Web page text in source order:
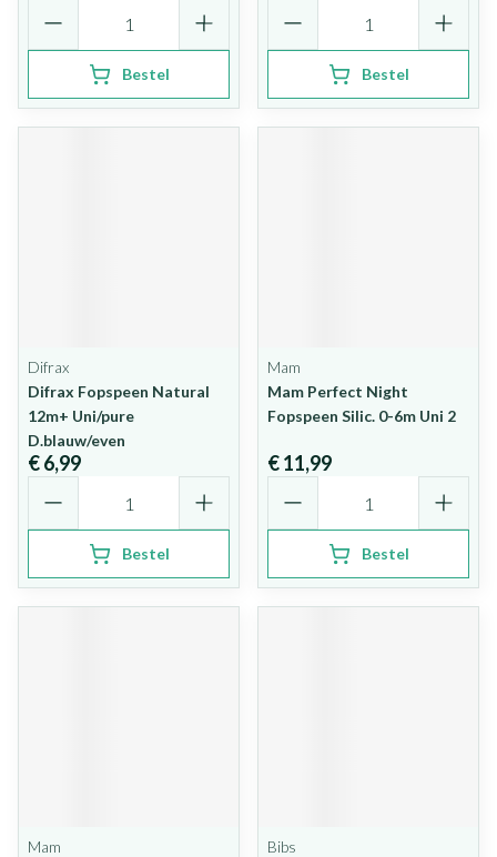
Bestel Bestel
Difrax
Difrax Fopspeen Natural
12m+ Uni/pure
D.blauw/even
€ 6,99
Bestel
Mam
Mam Perfect Night
Fopspeen Silic. 0-6m Uni 2
€ 11,99
Bestel
Mam
Bibs